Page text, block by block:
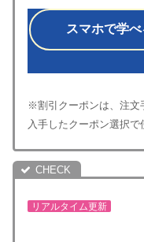
スマホで学
※割引クーポンは、注文
入手したクーポン選択で
リアルタイム更新